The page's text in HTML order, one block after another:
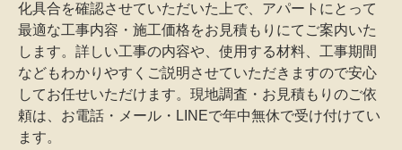
化具合を確認させていただいた上で、アパートにとって
最適な工事内容・施工価格をお見積もりにてご案内いた
します。詳しい工事の内容や、使用する材料、工事期間
などもわかりやすくご説明させていただきますので安心
してお任せいただけます。現地調査・お見積もりのご依
頼は、お電話・メール・LINEで年中無休で受け付けてい
ます。